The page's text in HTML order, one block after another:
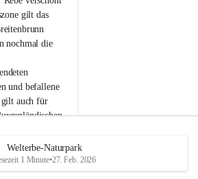
gilt das
nochmal die
und befallene
gilt auch für
oder
roden! Bitte
unsere Winzer
u
e
d
Welterbe-Naturpark
1 Minute•27. Feb. 2026